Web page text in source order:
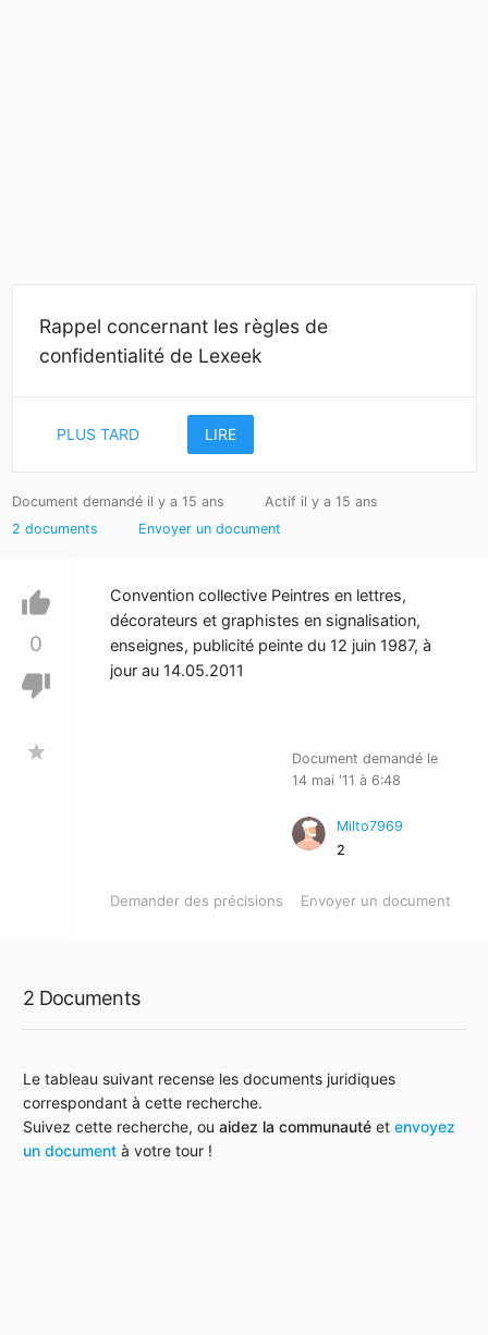
Rappel concernant les règles de
confidentialité de Lexeek
PLUS TARD LIRE
Document demandé il y a 15 ans
Actif il y a 15 ans
2 documents
Envoyer un document
thumb_up
0
thumb_down
star
Convention collective Peintres en lettres,
décorateurs et graphistes en signalisation,
enseignes, publicité peinte du 12 juin 1987, à
jour au 14.05.2011
Document demandé le
14 mai '11 à 6:48
Milto7969
2
Demander des précisions Envoyer un document
2 Documents
Le tableau suivant recense les documents juridiques
correspondant à cette recherche.
Suivez cette recherche, ou aidez la communauté et envoyez
un document à votre tour !